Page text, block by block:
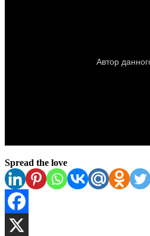
Spread the love